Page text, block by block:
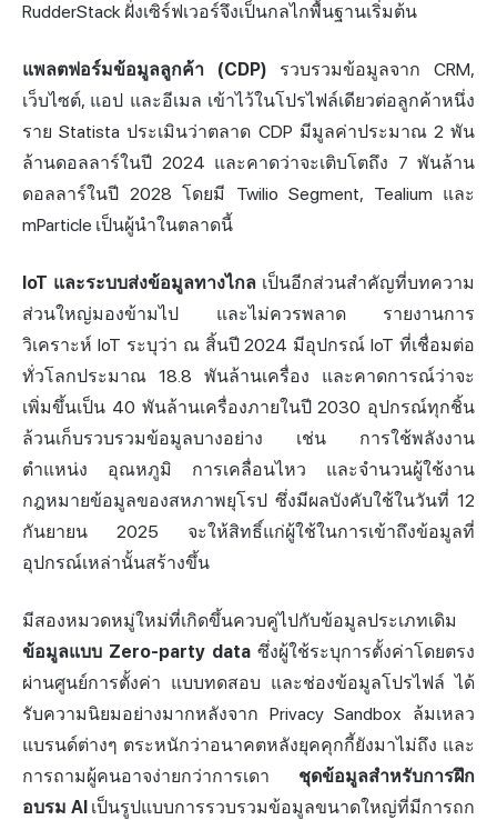
RudderStack ฝั่งเซิร์ฟเวอร์จึงเป็นกลไกพื้นฐานเริ่มต้น
แพลตฟอร์มข้อมูลลูกค้า (CDP) รวบรวมข้อมูลจาก CRM,
เว็บไซต์, แอป และอีเมล เข้าไว้ในโปรไฟล์เดียวต่อลูกค้าหนึ่ง
ราย Statista ประเมินว่าตลาด CDP มีมูลค่าประมาณ 2 พัน
ล้านดอลลาร์ในปี 2024 และคาดว่าจะเติบโตถึง 7 พันล้าน
ดอลลาร์ในปี 2028 โดยมี Twilio Segment, Tealium และ
mParticle เป็นผู้นำในตลาดนี้
IoT และระบบส่งข้อมูลทางไกล เป็นอีกส่วนสำคัญที่บทความ
ส่วนใหญ่มองข้ามไป และไม่ควรพลาด รายงานการ
วิเคราะห์ IoT ระบุว่า ณ สิ้นปี 2024 มีอุปกรณ์ IoT ที่เชื่อมต่อ
ทั่วโลกประมาณ 18.8 พันล้านเครื่อง และคาดการณ์ว่าจะ
เพิ่มขึ้นเป็น 40 พันล้านเครื่องภายในปี 2030 อุปกรณ์ทุกชิ้น
ล้วนเก็บรวบรวมข้อมูลบางอย่าง เช่น การใช้พลังงาน
ตำแหน่ง อุณหภูมิ การเคลื่อนไหว และจำนวนผู้ใช้งาน
กฎหมายข้อมูลของสหภาพยุโรป ซึ่งมีผลบังคับใช้ในวันที่ 12
กันยายน 2025 จะให้สิทธิ์แก่ผู้ใช้ในการเข้าถึงข้อมูลที่
อุปกรณ์เหล่านั้นสร้างขึ้น
มีสองหมวดหมู่ใหม่ที่เกิดขึ้นควบคู่ไปกับข้อมูลประเภทเดิม
ข้อมูลแบบ Zero-party data ซึ่งผู้ใช้ระบุการตั้งค่าโดยตรง
ผ่านศูนย์การตั้งค่า แบบทดสอบ และช่องข้อมูลโปรไฟล์ ได้
รับความนิยมอย่างมากหลังจาก Privacy Sandbox ล้มเหลว
แบรนด์ต่างๆ ตระหนักว่าอนาคตหลังยุคคุกกี้ยังมาไม่ถึง และ
การถามผู้คนอาจง่ายกว่าการเดา ชุดข้อมูลสำหรับการฝึก
อบรม AI เป็นรูปแบบการรวบรวมข้อมูลขนาดใหญ่ที่มีการถก